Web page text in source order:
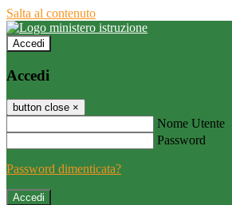
Salta al contenuto
Accedi
Accedi
button close ×
Nome Utente
Password
Password dimenticata?